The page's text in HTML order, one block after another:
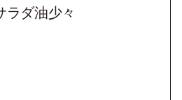
ラダ油少々